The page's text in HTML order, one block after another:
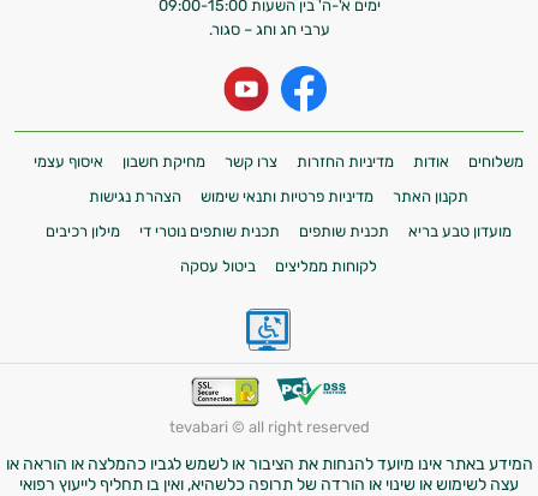
ימים א'-ה' בין השעות 09:00-15:00
ערבי חג וחג – סגור.
משלוחים אודות מדיניות החזרות צרו קשר מחיקת חשבון
איסוף עצמי
תקנון האתר
מדיניות פרטיות ותנאי שימוש
הצהרת נגישות
מועדון טבע בריא
תכנית שותפים תכנית שותפים נוטרי די
מילון רכיבים
לקוחות ממליצים
ביטול עסקה
tevabari © all right reserved
המידע באתר אינו מיועד להנחות את הציבור או לשמש לגביו כהמלצה או הוראה או
עצה לשימוש או שינוי או הורדה של תרופה כלשהיא, ואין בו תחליף לייעוץ רפואי